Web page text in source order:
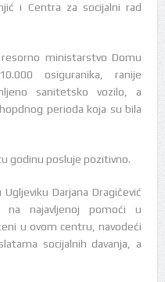
i Centra za socijalni rad
ministarstvo Domu
osiguranika, ranije
sanitetsko vozilo, a
perioda koja su bila
godinu posluje pozitivno.
Darjana Dragičević
na najavljenoj pomoći u
u ovom centru, navodeći
socijalnih davanja, a